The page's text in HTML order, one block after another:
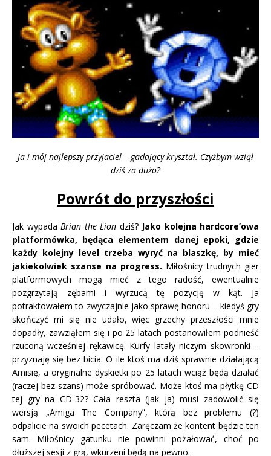
Ja i mój najlepszy przyjaciel – gadający kryształ. Czyżbym wziął
dziś za dużo?
Powrót do przyszłości
Jak wypada Brian the Lion dziś? Jako kolejna hardcore’owa
platformówka, będąca elementem danej epoki, gdzie
każdy kolejny level trzeba wyryć na blaszkę, by mieć
jakiekolwiek szanse na progress. Miłośnicy trudnych gier
platformowych mogą mieć z tego radość, ewentualnie
pozgrzytają zębami i wyrzucą tę pozycję w kąt. Ja
potraktowałem to zwyczajnie jako sprawę honoru – kiedyś gry
skończyć mi się nie udało, więc grzechy przeszłości mnie
dopadły, zawziąłem się i po 25 latach postanowiłem podnieść
rzuconą wcześniej rękawicę. Kurfy latały niczym skowronki –
przyznaję się bez bicia. O ile ktoś ma dziś sprawnie działającą
Amisię, a oryginalne dyskietki po 25 latach wciąż będą działać
(raczej bez szans) może spróbować. Może ktoś ma płytkę CD
tej gry na CD-32? Cała reszta (jak ja) musi zadowolić się
wersją „Amiga The Company”, którą bez problemu (?)
odpalicie na swoich pecetach. Zaręczam że kontent będzie ten
sam. Miłośnicy gatunku nie powinni pożałować, choć po
dłuższej sesji z grą, wkurzeni będą na pewno.